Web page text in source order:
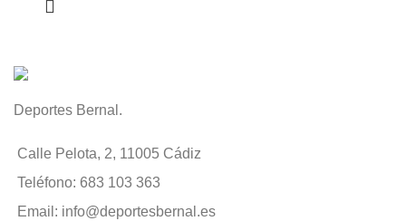
Deportes Bernal.
Calle Pelota, 2, 11005 Cádiz
Teléfono: 683 103 363
Email: info@deportesbernal.es